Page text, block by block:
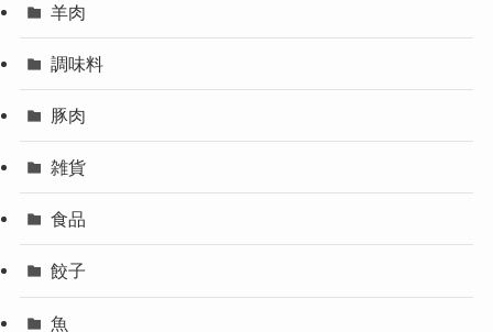
羊肉
調味料
豚肉
雑貨
食品
餃子
魚